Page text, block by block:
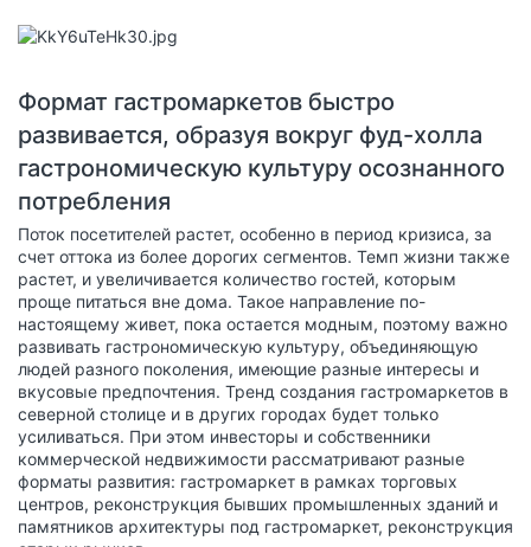
Формат гастромаркетов быстро
развивается, образуя вокруг фуд-холла
гастрономическую культуру осознанного
потребления
Поток посетителей растет, особенно в период кризиса, за
счет оттока из более дорогих сегментов. Темп жизни также
растет, и увеличивается количество гостей, которым
проще питаться вне дома. Такое направление по-
настоящему живет, пока остается модным, поэтому важно
развивать гастрономическую культуру, объединяющую
людей разного поколения, имеющие разные интересы и
вкусовые предпочтения. Тренд создания гастромаркетов в
северной столице и в других городах будет только
усиливаться. При этом инвесторы и собственники
коммерческой недвижимости рассматривают разные
форматы развития: гастромаркет в рамках торговых
центров, реконструкция бывших промышленных зданий и
памятников архитектуры под гастромаркет, реконструкция